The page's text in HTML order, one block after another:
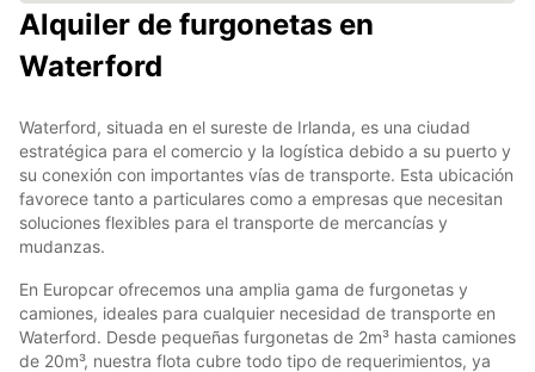
Alquiler de furgonetas en
Waterford
Waterford, situada en el sureste de Irlanda, es una ciudad
estratégica para el comercio y la logística debido a su puerto y
su conexión con importantes vías de transporte. Esta ubicación
favorece tanto a particulares como a empresas que necesitan
soluciones flexibles para el transporte de mercancías y
mudanzas.
En Europcar ofrecemos una amplia gama de furgonetas y
camiones, ideales para cualquier necesidad de transporte en
Waterford. Desde pequeñas furgonetas de 2m³ hasta camiones
de 20m³, nuestra flota cubre todo tipo de requerimientos, ya